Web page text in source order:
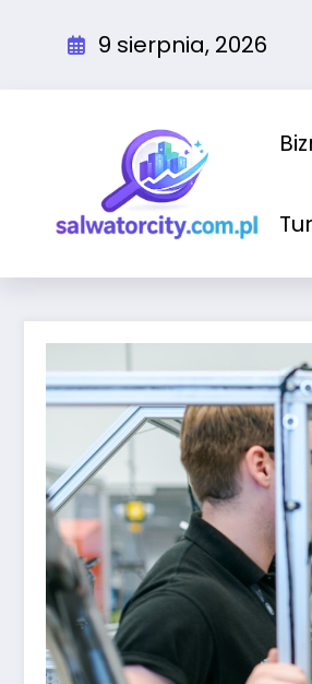
9 sierpnia, 2026